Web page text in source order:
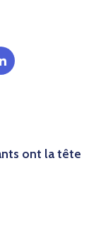
ont la tête